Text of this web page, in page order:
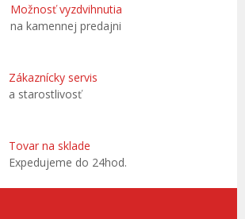
Možnosť vyzdvihnutia
na kamennej predajni
Zákaznícky servis
a starostlivosť
Tovar na sklade
Expedujeme do 24hod.